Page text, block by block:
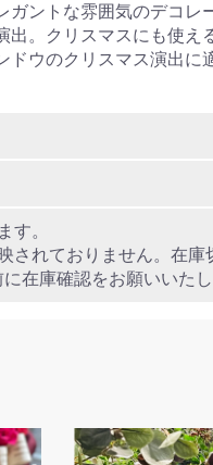
ガントな雰囲気のデコレ
出。クリスマスにも使え
ドウのクリスマス演出に
す。
されておりません。在
在庫確認をお願いいたし